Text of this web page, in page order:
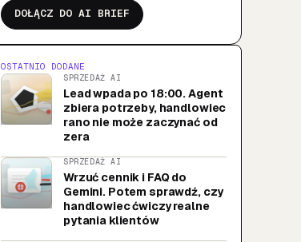
DOŁĄCZ DO AI BRIEF
OSTATNIO DODANE
SPRZEDAŻ AI
Lead wpada po 18:00. Agent
zbiera potrzeby, handlowiec
rano nie może zaczynać od
zera
SPRZEDAŻ AI
Wrzuć cennik i FAQ do
Gemini. Potem sprawdź, czy
handlowiec ćwiczy realne
pytania klientów